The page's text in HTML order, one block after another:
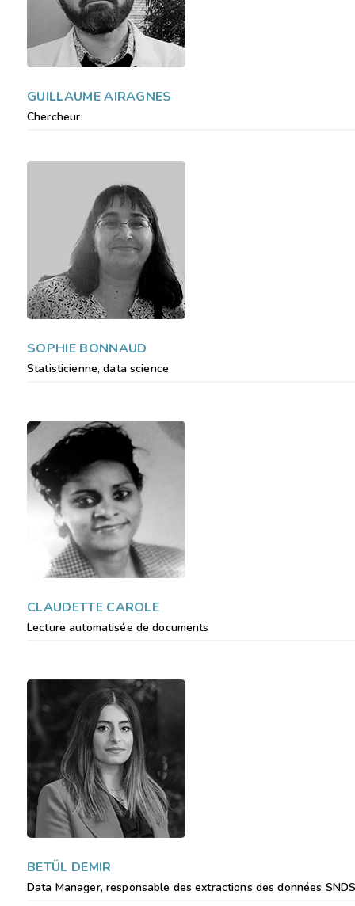
Si vous aussi vous
le parcourir dans son
GUILLAUME AIRAGNES
Chercheur
SOPHIE BONNAUD
Statisticienne, data science
CLAUDETTE CAROLE
Lecture automatisée de documents
BETÜL DEMIR
Data Manager, responsable des extractions des données